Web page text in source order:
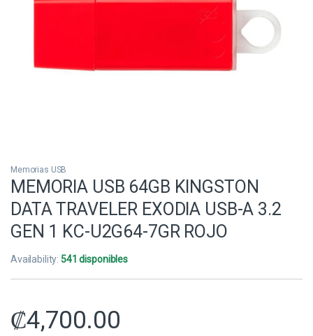
Memorias USB
MEMORIA USB 64GB KINGSTON
DATA TRAVELER EXODIA USB-A 3.2
GEN 1 KC-U2G64-7GR ROJO
Availability:541 disponibles
₡4,700.00